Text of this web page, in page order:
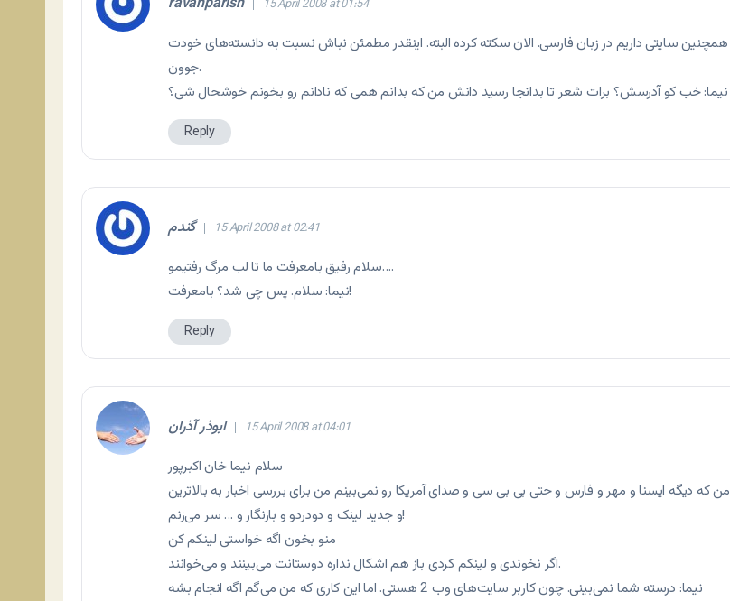
15 April 2008 at 01:54
همچنین سایتی داریم در زبان فارسی. الان سکته کرده البته. اینقدر مطمئن نباش نسبت به دانسته‌های خودت
جوون.
نیما: خب کو آدرسش؟ برات شعر تا بدانجا رسید دانش من که بدانم همی که نادانم رو بخونم خوشحال شی؟
Reply
گندم 15 April 2008 at 02:41
سلام رفيق بامعرفت ما تا لب مرگ رفتيمو….
نیما: سلام. پس چی شد؟ بامعرفت!
Reply
ابوذر آذران 15 April 2008 at 04:01
سلام نیما خان اکبرپور
من که دیگه ایسنا و مهر و فارس و حتی بی بی سی و صدای آمریکا رو نمی‌بینم من برای بررسی اخبار به بالاترین
و جدید لینک و دودردو و بازنگار و … سر می‌زنم!
منو بخون اگه خواستی لینکم کن
اگر نخوندی و لینکم کردی باز هم اشکال نداره دوستانت می‌بینند و می‌خوانند.
نیما: درسته شما نمی‌بینی. چون کاربر سایت‌های وب 2 هستی. اما این کاری که من می‌گم اگه انجام بشه